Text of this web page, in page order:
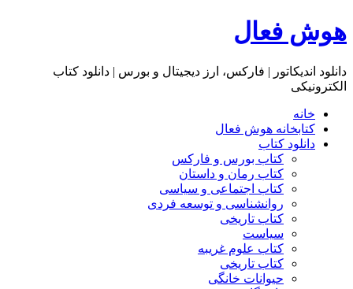
هوش فعال
دانلود اندیکاتور | فارکس، ارز دیجیتال و بورس | دانلود کتاب
الکترونیکی
خانه
کتابخانه هوش فعال
دانلود کتاب
کتاب بورس و فارکس
کتاب رمان و داستان
کتاب اجتماعی و سیاسی
روانشناسی و توسعه فردی
کتاب تاریخی
سیاست
کتاب علوم غریبه
کتاب تاریخی
حیوانات خانگی